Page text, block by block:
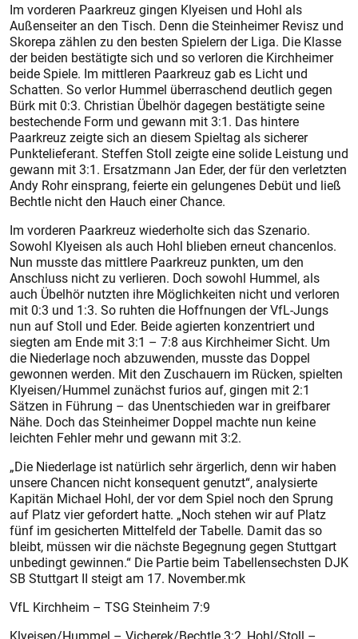
Im vorderen Paarkreuz gingen Klyeisen und Hohl als
Außenseiter an den Tisch. Denn die Steinheimer Revisz und
Skorepa zählen zu den besten Spielern der Liga. Die Klasse
der beiden bestätigte sich und so verloren die Kirchheimer
beide Spiele. Im mittleren Paarkreuz gab es Licht und
Schatten. So verlor Hummel überraschend deutlich gegen
Bürk mit 0:3. Christian Übelhör dagegen bestätigte seine
bestechende Form und gewann mit 3:1. Das hintere
Paarkreuz zeigte sich an diesem Spieltag als sicherer
Punktelieferant. Steffen Stoll zeigte eine solide Leistung und
gewann mit 3:1. Ersatzmann Jan Eder, der für den verletzten
Andy Rohr einsprang, feierte ein gelungenes Debüt und ließ
Bechtle nicht den Hauch einer Chance.
Im vorderen Paarkreuz wiederholte sich das Szenario.
Sowohl Klyeisen als auch Hohl blieben erneut chancenlos.
Nun musste das mittlere Paarkreuz punkten, um den
Anschluss nicht zu verlieren. Doch sowohl Hummel, als
auch Übelhör nutzten ihre Möglichkeiten nicht und verloren
mit 0:3 und 1:3. So ruhten die Hoffnungen der VfL-Jungs
nun auf Stoll und Eder. Beide agierten konzentriert und
siegten am Ende mit 3:1 – 7:8 aus Kirchheimer Sicht. Um
die Niederlage noch abzuwenden, musste das Doppel
gewonnen werden. Mit den Zuschauern im Rücken, spielten
Klyeisen/Hummel zunächst furios auf, gingen mit 2:1
Sätzen in Führung – das Unentschieden war in greifbarer
Nähe. Doch das Steinheimer Doppel machte nun keine
leichten Fehler mehr und gewann mit 3:2.
„Die Niederlage ist natürlich sehr ärgerlich, denn wir haben
unsere Chancen nicht konsequent genutzt“, analysierte
Kapitän Michael Hohl, der vor dem Spiel noch den Sprung
auf Platz vier gefordert hatte. „Noch stehen wir auf Platz
fünf im gesicherten Mittelfeld der Tabelle. Damit das so
bleibt, müssen wir die nächste Begegnung gegen Stuttgart
unbedingt gewinnen.“ Die Partie beim Tabellensechsten DJK
SB Stuttgart II steigt am 17. November.mk
VfL Kirchheim – TSG Steinheim 7:9